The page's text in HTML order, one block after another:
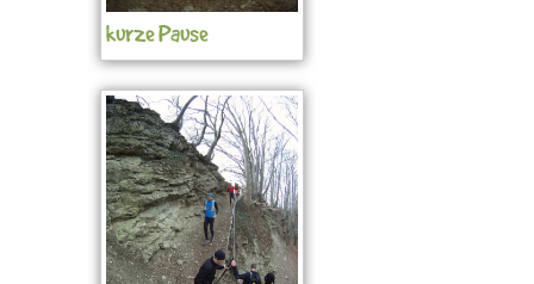
kurze Pause